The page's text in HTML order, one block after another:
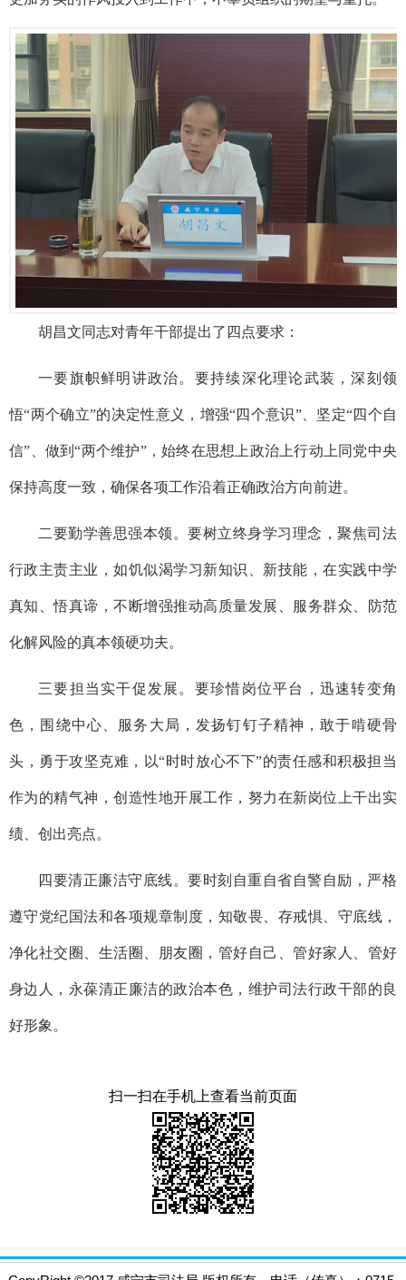
胡昌文同志对青年干部提出了四点要求：
一要旗帜鲜明讲政治。要持续深化理论武装，深刻领
悟“两个确立”的决定性意义，增强“四个意识”、坚定“四个自
信”、做到“两个维护”，始终在思想上政治上行动上同党中央
保持高度一致，确保各项工作沿着正确政治方向前进。
二要勤学善思强本领。要树立终身学习理念，聚焦司法
行政主责主业，如饥似渴学习新知识、新技能，在实践中学
真知、悟真谛，不断增强推动高质量发展、服务群众、防范
化解风险的真本领硬功夫。
三要担当实干促发展。要珍惜岗位平台，迅速转变角
色，围绕中心、服务大局，发扬钉钉子精神，敢于啃硬骨
头，勇于攻坚克难，以“时时放心不下”的责任感和积极担当
作为的精气神，创造性地开展工作，努力在新岗位上干出实
绩、创出亮点。
四要清正廉洁守底线。要时刻自重自省自警自励，严格
遵守党纪国法和各项规章制度，知敬畏、存戒惧、守底线，
净化社交圈、生活圈、朋友圈，管好自己、管好家人、管好
身边人，永葆清正廉洁的政治本色，维护司法行政干部的良
好形象。
扫一扫在手机上查看当前页面